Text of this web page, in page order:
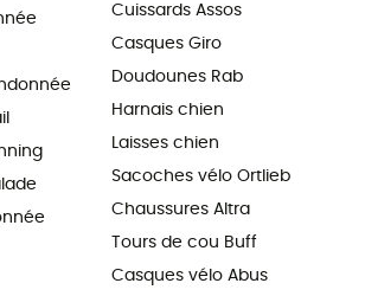
Cuissards Assos
Casques Giro
Doudounes Rab
Harnais chien
Laisses chien
Sacoches vélo Ortlieb
Chaussures Altra
Tours de cou Buff
Casques vélo Abus